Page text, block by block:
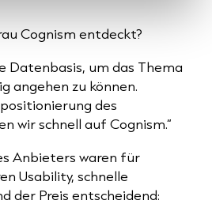
Cognism entdeckt?
Datenbasis, um das Thema
angehen zu können.
des
wir schnell auf Cognism.“
Anbieters waren für
Usability, schnelle
der Preis entscheidend: